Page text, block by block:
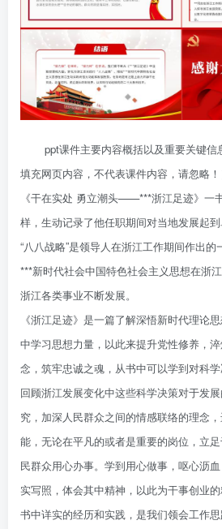
ppt课件主要内容概括以及重要关键信
填充网页内容，不代表课件内容，请忽略！
《干在实处 勇立潮头——***浙江足迹》一
样，生动记录了他任职期间对当地发展起到
“八八战略”是领导人在浙江工作期间作出
***新时代社会中国特色社会主义思想在浙
浙江各类事业不断发展。
《浙江足迹》是一篇了解深悟新时代理论
中学习思想力量，以此来提升党性修养，
念，筑牢忠诚之魂，从书中可以学到对科
回顾浙江发展变化中这些科学决策对于发
究，加深人民群众之间的情感联络的理念
能，无论在平凡的或者是重要的岗位，立
民群众用心办事。学到用心做事，呕心沥
实写照，体会其中精神，以此为干事创业的
书中详实的经历和实践，是我们领会工作